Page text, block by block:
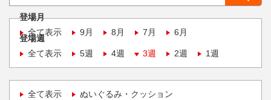
登場月
全て表示
9月 8月 7月 6月
登場週
全て表示
5週 4週 3週 2週 1週
全て表示 ぬいぐるみ・クッション